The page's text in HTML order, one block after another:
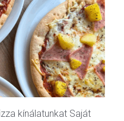
kínálatunkat Saját